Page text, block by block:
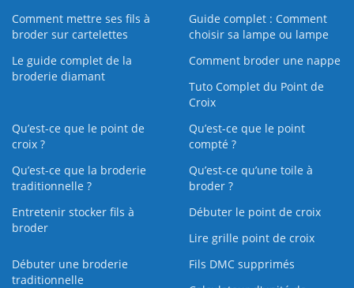
Comment mettre ses fils à
broder sur cartelettes
Guide complet : Comment
choisir sa lampe ou lampe
Le guide complet de la
broderie diamant
Comment broder une nappe
Tuto Complet du Point de
Croix
Qu’est-ce que le point de
croix ?
Qu’est-ce que le point
compté ?
Qu’est-ce que la broderie
traditionnelle ?
Qu’est‑ce qu’une toile à
broder ?
Entretenir stocker fils à
broder
Débuter le point de croix
Lire grille point de croix
Débuter une broderie
traditionnelle
Fils DMC supprimés